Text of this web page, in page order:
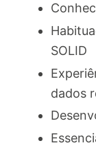
SOLID
dados